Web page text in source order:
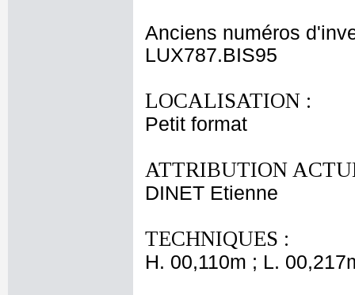
Anciens numéros
LUX787.BIS95
LOCALISATION :
Petit format
ATTRIBUTION
DINET Etienne
TECHNIQUES :
H. 00,110m ; L.